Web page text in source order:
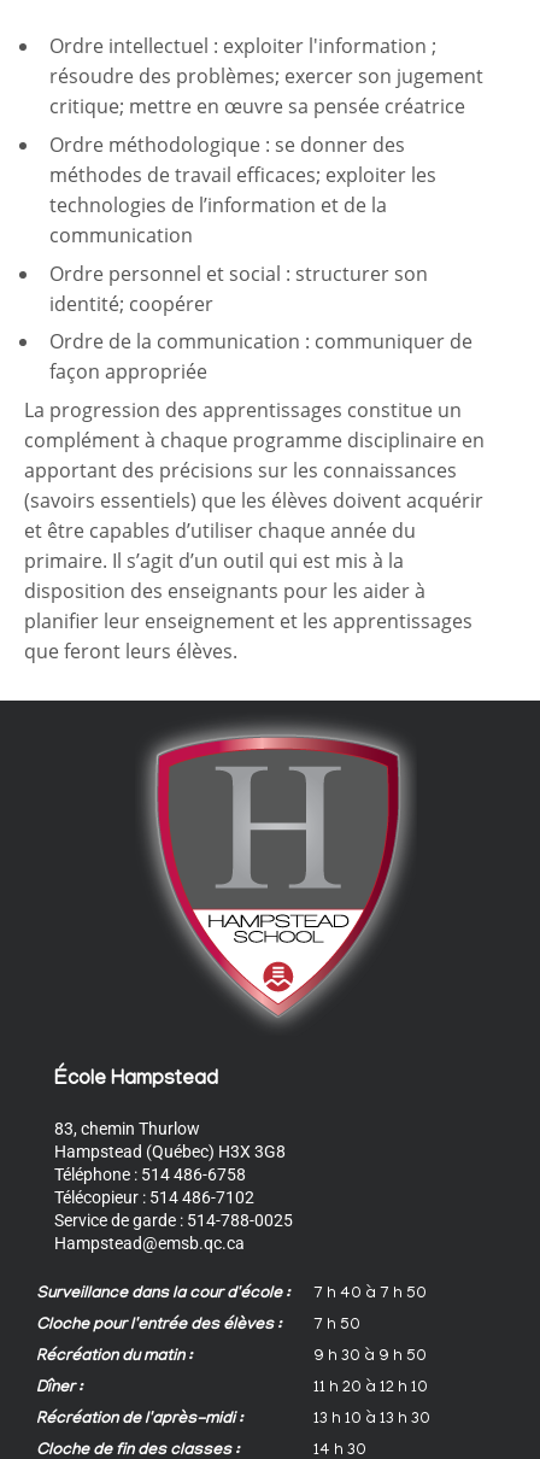
Ordre intellectuel : exploiter l'information ;
résoudre des problèmes; exercer son jugement
critique; mettre en œuvre sa pensée créatrice
Ordre méthodologique : se donner des
méthodes de travail efficaces; exploiter les
technologies de l’information et de la
communication
Ordre personnel et social : structurer son
identité; coopérer
Ordre de la communication : communiquer de
façon appropriée
La progression des apprentissages constitue un
complément à chaque programme disciplinaire en
apportant des précisions sur les connaissances
(savoirs essentiels) que les élèves doivent acquérir
et être capables d’utiliser chaque année du
primaire. Il s’agit d’un outil qui est mis à la
disposition des enseignants pour les aider à
planifier leur enseignement et les apprentissages
que feront leurs élèves.
École Hampstead
83, chemin Thurlow
Hampstead (Québec) H3X 3G8
Téléphone : 514 486-6758
Télécopieur : 514 486-7102
Service de garde : 514-788-0025
Hampstead@emsb.qc.ca
Surveillance dans la cour d'école :
7 h 40 à 7 h 50
Cloche pour l'entrée des élèves :
7 h 50
Récréation du matin :
9 h 30 à 9 h 50
Dîner :
11 h 20 à 12 h 10
Récréation de l'après-midi :
13 h 10 à 13 h 30
Cloche de fin des classes :
14 h 30